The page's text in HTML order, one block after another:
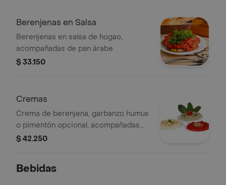
Berenjenas en Salsa
Berenjenas en salsa de hogao,
acompañadas de pan árabe.
$ 33.150
Cremas
Crema de berenjena, garbanzo humus
o pimentón opcional, acompañadas
de pan árabe.
$ 42.250
Bebidas